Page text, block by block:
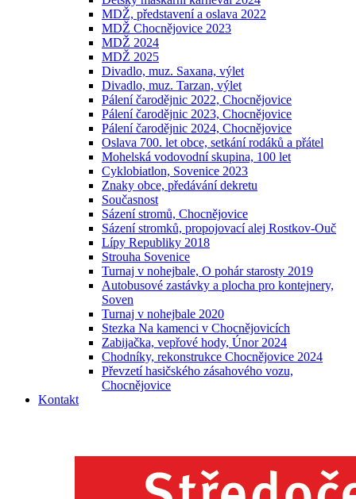
MDŽ, představení a oslava 2022
MDŽ Chocnějovice 2023
MDŽ 2024
MDŽ 2025
Divadlo, muz. Saxana, výlet
Divadlo, muz. Tarzan, výlet
Pálení čarodějnic 2022, Chocnějovice
Pálení čarodějnic 2023, Chocnějovice
Pálení čarodějnic 2024, Chocnějovice
Oslava 700. let obce, setkání rodáků a přátel
Mohelská vodovodní skupina, 100 let
Cyklobiatlon, Sovenice 2023
Znaky obce, předávání dekretu
Současnost
Sázení stromů, Chocnějovice
Sázení stromků, propojovací alej Rostkov-Ouč
Lípy Republiky 2018
Strouha Sovenice
Turnaj v nohejbale, O pohár starosty 2019
Autobusové zastávky a plocha pro kontejnery,
Soven
Turnaj v nohejbale 2020
Stezka Na kamenci v Chocnějovicích
Zabijačka, vepřové hody, Únor 2024
Chodníky, rekonstrukce Chocnějovice 2024
Převzetí hasičského zásahového vozu,
Chocnějovice
Kontakt